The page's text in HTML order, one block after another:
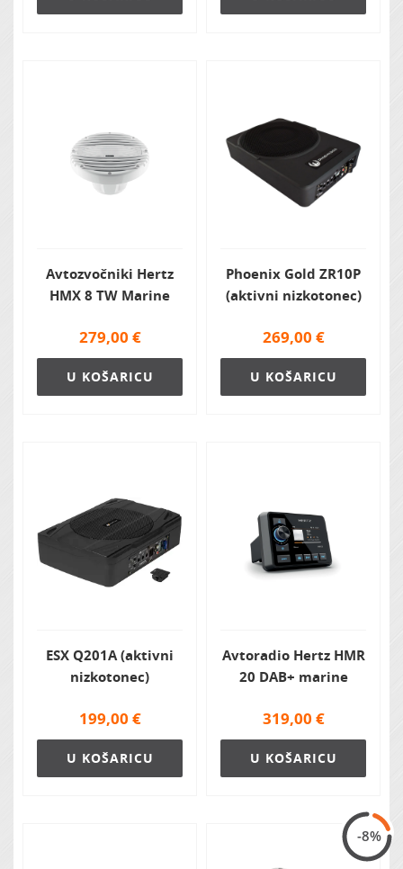
Avtozvočniki Hertz
HMX 8 TW Marine
279,00 €
U KOŠARICU
Phoenix Gold ZR10P
(aktivni nizkotonec)
269,00 €
U KOŠARICU
ESX Q201A (aktivni
nizkotonec)
199,00 €
U KOŠARICU
Avtoradio Hertz HMR
20 DAB+ marine
319,00 €
U KOŠARICU
-8%